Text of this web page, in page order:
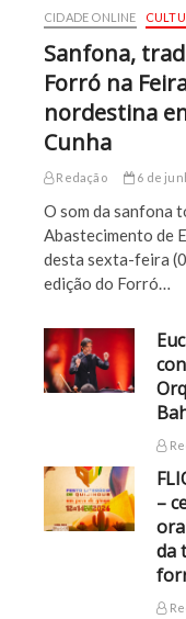
CIDADE ONLINE
Sanfona,
Forró na
nordestina
Cunha
Redação 6 de
O som da sanfona
Abastecimento de
desta sexta-feira
edição do Forró…
–
da